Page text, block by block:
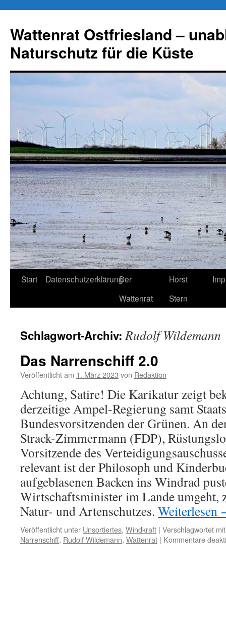
springen
Wattenrat Ostfriesland –
Naturschutz für die Küste
Start DatenschutzerklärungDer
Wattenrat
Horst
Stern
Schlagwort-Archiv:Rudolf Wildemann
Das Narrenschiff 2.0
Veröffentlicht am 1. März 2023 von Redaktion
Achtung, Satire! Die Karikatur zeigt
derzeitige Ampel-Regierung samt
Bundesvorsitzenden der Grünen. An
Strack-Zimmermann (FDP),
Vorsitzende des
relevant ist der Philosoph und
aufgeblasenen Backen ins Windrad
Wirtschaftsminister im Lande umgeht,
Natur- und Artenschutzes. Weiterlesen
Veröffentlicht unter Unsortiertes, Windkraft | Verschlagwortet mit
Narrenschiff, Rudolf Wildemann, Wattenrat | Kommentare